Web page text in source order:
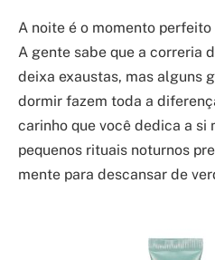
A noite é o momento
A gente sabe que a correria
deixa exaustas, mas alguns
dormir fazem toda a
carinho que você dedica a si
pequenos rituais noturnos
mente para descansar de